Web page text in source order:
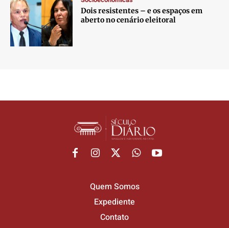
Dois resistentes – e os espaços em
aberto no cenário eleitoral
Quem Somos
Expediente
Contato